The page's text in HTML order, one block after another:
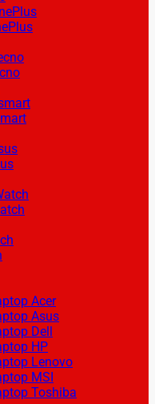
Acer
Asus
Dell
HP
Lenovo
MSI
Toshiba